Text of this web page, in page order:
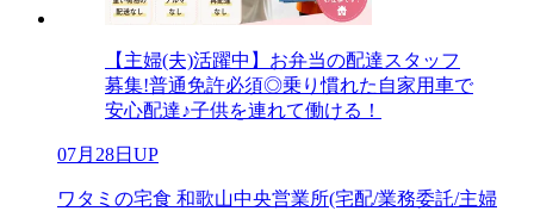
【主婦(夫)活躍中】お弁当の配達スタッフ
募集!普通免許必須◎乗り慣れた自家用車で
安心配達♪子供を連れて働ける！
07月28日UP
ワタミの宅食 和歌山中央営業所(宅配/業務委託/主婦